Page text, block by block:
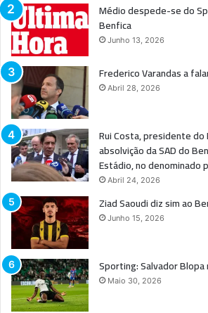
Médio despede-se do
Benfica
Junho 13, 2026
Frederico Varandas a
Abril 28, 2026
Rui Costa, presidente
absolvição da SAD do
Estádio, no denominado
Abril 24, 2026
Ziad Saoudi diz sim ao
Junho 15, 2026
Sporting: Salvador Blopa
Maio 30, 2026